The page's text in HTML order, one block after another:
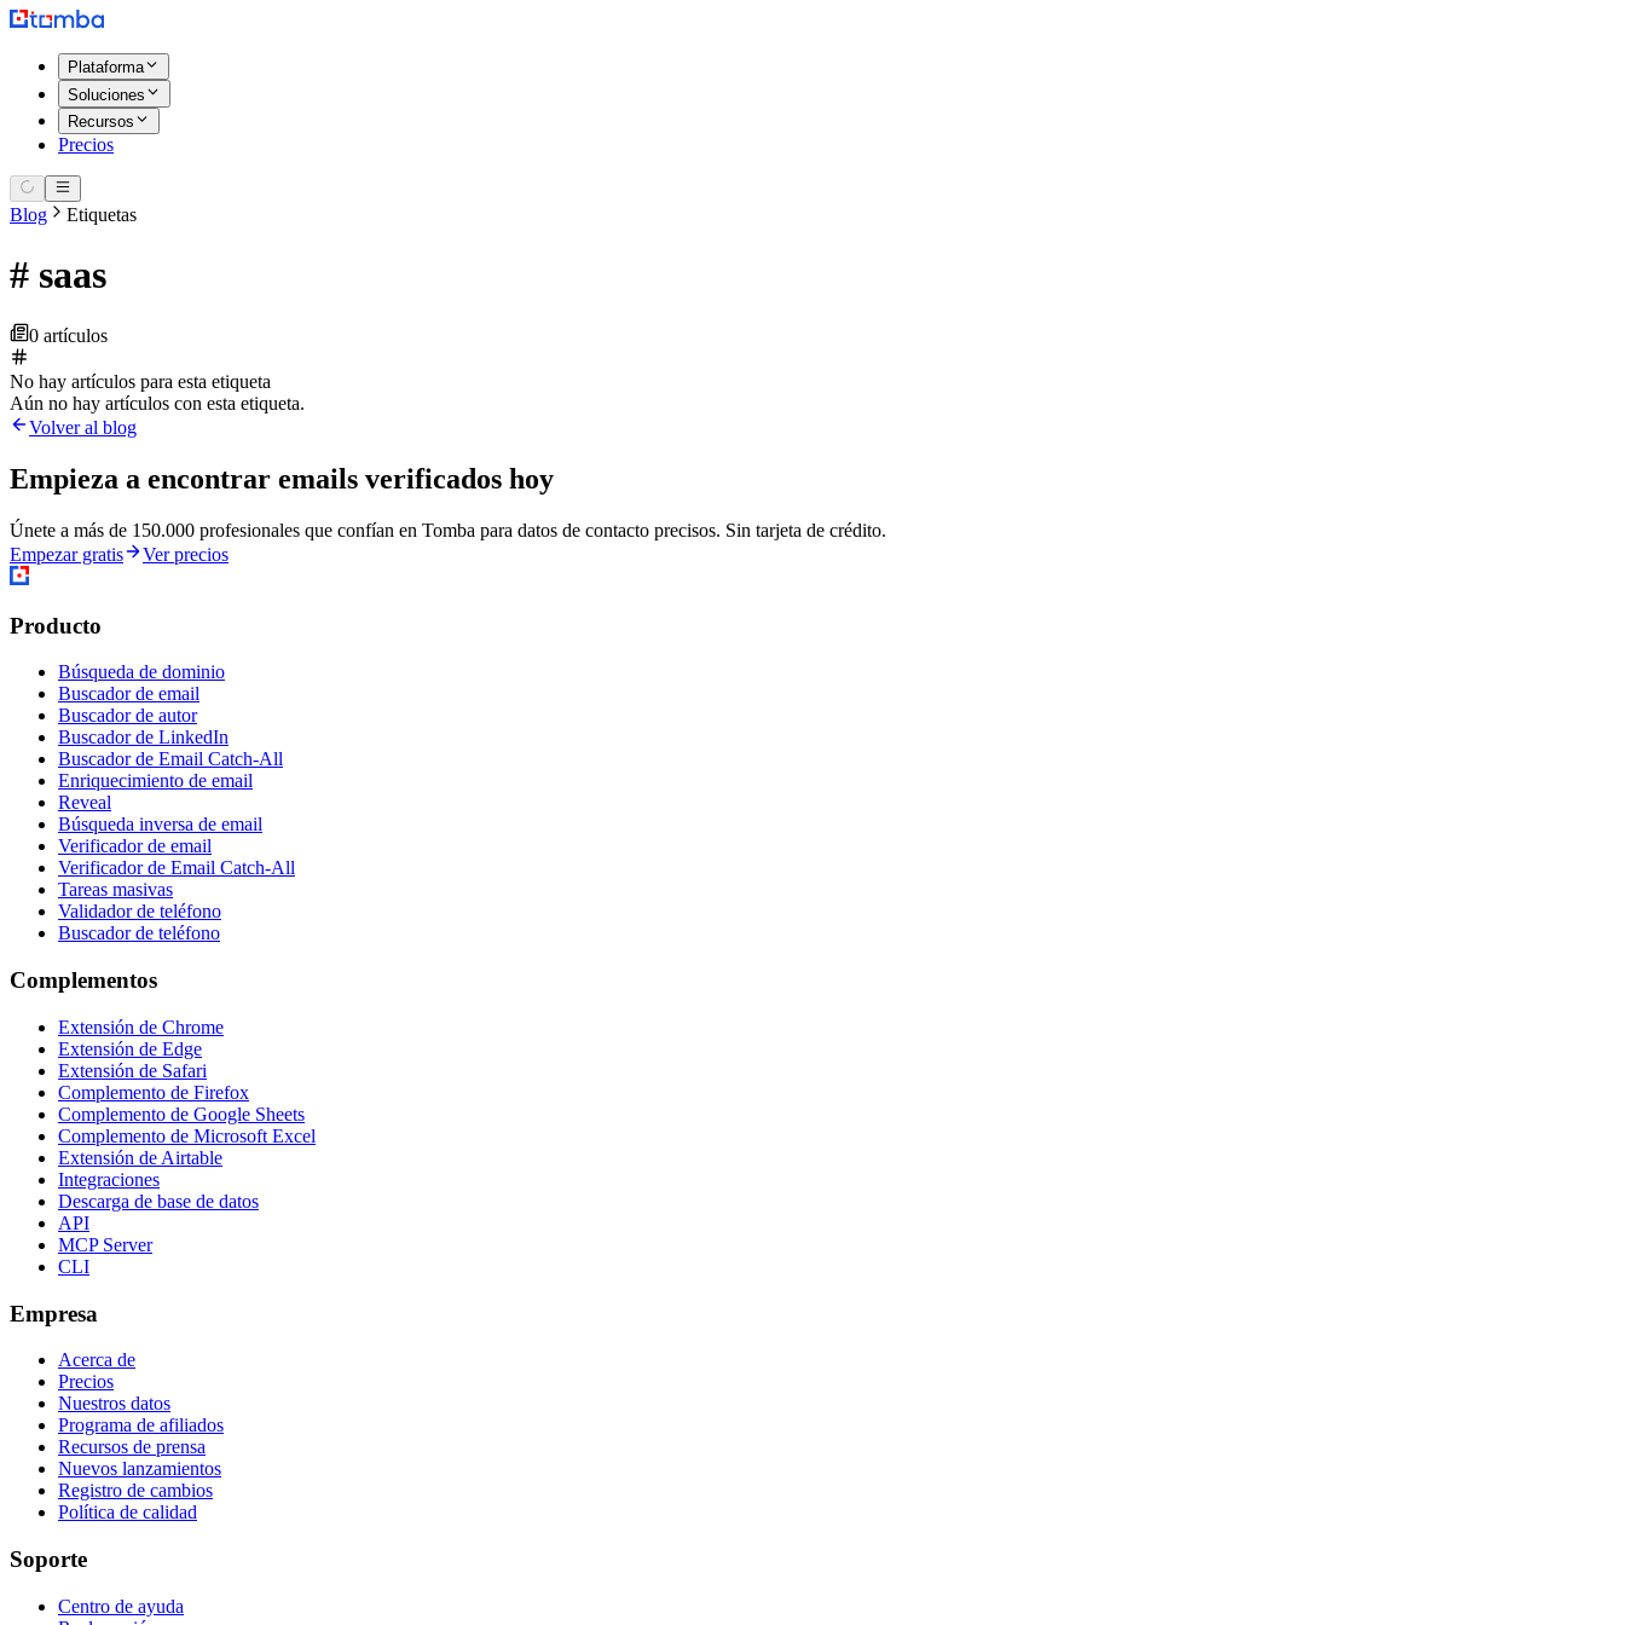
Plataforma
Soluciones
Recursos
Precios
Blog Etiquetas
# saas
0 artículos
No hay artículos para esta etiqueta
Aún no hay artículos con esta etiqueta.
Volver al blog
Empieza a encontrar emails verificados hoy
Únete a más de 150.000 profesionales que confían en Tomba para datos de contacto precisos. Sin tarjeta de crédito.
Empezar gratis
Ver precios
Producto
Búsqueda de dominio
Buscador de email
Buscador de autor
Buscador de LinkedIn
Buscador de Email Catch-All
Enriquecimiento de email
Reveal
Búsqueda inversa de email
Verificador de email
Verificador de Email Catch-All
Tareas masivas
Validador de teléfono
Buscador de teléfono
Complementos
Extensión de Chrome
Extensión de Edge
Extensión de Safari
Complemento de Firefox
Complemento de Google Sheets
Complemento de Microsoft Excel
Extensión de Airtable
Integraciones
Descarga de base de datos
API
MCP Server
CLI
Empresa
Acerca de
Precios
Nuestros datos
Programa de afiliados
Recursos de prensa
Nuevos lanzamientos
Registro de cambios
Política de calidad
Soporte
Centro de ayuda